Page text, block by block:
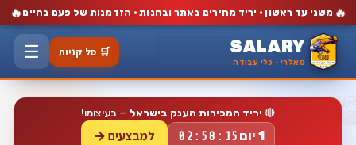
🔥 משני עד ראשון · יריד מחירים באתר ובחנות · הזדמנות של פעם בחיים 🔥
SALARY
סאלרי · כלי עבודה
🛒 סל קניות ☰
🔴 יריד המכירות הענק בישראל — בעיצומו!
1 יום 02:58:14 למבצעים →